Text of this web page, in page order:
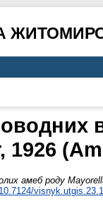
1926
амеб роду
10.7124/